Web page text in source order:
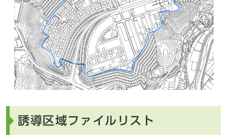
誘導区域ファイルリスト